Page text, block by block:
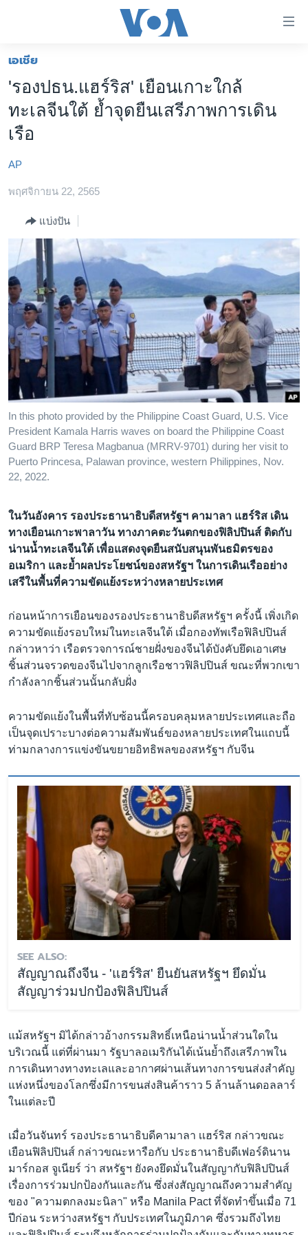
ต่อ
ข้าม
เนื้อหา
หลัก
ไป
หลัก
การ
ค้นหา
โลก
เอเชีย
ไทย
ธุรกิจ
วิทยาศาสตร์
สังคมและสุขภาพ
ไลฟ์สไตล์
ตรวจสอบข่าว
เรียนรู้ภาษาอังกฤษ
พอดคาสต์
ติดตามเรา
เลือกภาษา
เอเชีย
'รองปธน.แฮร์ริส' เยือนเกาะใกล้
ทะเลจีนใต้ ย้ำจุดยืนเสรีภาพการเดิน
เรือ
AP
พฤศจิกายน 22, 2565
แบ่งปัน
In this photo provided by the Philippine Coast Guard, U.S. Vice
President Kamala Harris waves on board the Philippine Coast
Guard BRP Teresa Magbanua (MRRV-9701) during her visit to
Puerto Princesa, Palawan province, western Philippines, Nov.
22, 2022.
ในวันอังคาร รองประธานาธิบดีสหรัฐฯ คามาลา แฮร์ริส เดิน
ทางเยือนเกาะพาลาวัน ทางภาคตะวันตกของฟิลิปปินส์ ติดกับ
น่านน้ำทะเลจีนใต้ เพื่อแสดงจุดยืนสนับสนุนพันธมิตรของ
อเมริกา และย้ำผลประโยชน์ของสหรัฐฯ ในการเดินเรืออย่าง
เสรีในพื้นที่ความขัดแย้งระหว่างหลายประเทศ
ก่อนหน้าการเยือนของรองประธานาธิบดีสหรัฐฯ ครั้งนี้ เพิ่งเกิด
ความขัดแย้งรอบใหม่ในทะเลจีนใต้ เมื่อกองทัพเรือฟิลิปปินส์
กล่าวหาว่า เรือตรวจการณ์ชายฝั่งของจีนได้บังคับยึดเอาเศษ
ชิ้นส่วนจรวดของจีนไปจากลูกเรือชาวฟิลิปปินส์ ขณะที่พวกเขา
กำลังลากชิ้นส่วนนั้นกลับฝั่ง
ความขัดแย้งในพื้นที่ทับซ้อนนี้ครอบคลุมหลายประเทศและถือ
เป็นจุดเปราะบางต่อความสัมพันธ์ของหลายประเทศในแถบนี้
ท่ามกลางการแข่งขันขยายอิทธิพลของสหรัฐฯ กับจีน
SEE ALSO:
สัญญาณถึงจีน - 'แฮร์ริส' ยืนยันสหรัฐฯ ยึดมั่น
สัญญาร่วมปกป้องฟิลิปปินส์
แม้สหรัฐฯ มิได้กล่าวอ้างกรรมสิทธิ์เหนือน่านน้ำส่วนใดใน
บริเวณนี้ แต่ที่ผ่านมา รัฐบาลอเมริกันได้เน้นย้ำถึงเสรีภาพใน
การเดินทางทางทะเลและอากาศผ่านเส้นทางการขนส่งสำคัญ
แห่งหนึ่งของโลกซึ่งมีการขนส่งสินค้าราว 5 ล้านล้านดอลลาร์
ในแต่ละปี
เมื่อวันจันทร์ รองประธานาธิบดีคามาลา เเฮร์ริส กล่าวขณะ
เยือนฟิลิปปินส์ กล่าวขณะหารือกับ ประธานาธิบดีเฟอร์ดินาน
มาร์กอส จูเนียร์ ว่า สหรัฐฯ ยังคงยึดมั่นในสัญญากับฟิลิปปินส์
เรื่องการร่วมปกป้องกันและกัน ซึ่งส่งสัญญาณถึงความสำคัญ
ของ "ความตกลงมะนิลา" หรือ Manila Pact ที่จัดทำขึ้นเมื่อ 71
ปีก่อน ระหว่างสหรัฐฯ กับประเทศในภูมิภาค ซึ่งรวมถึงไทย